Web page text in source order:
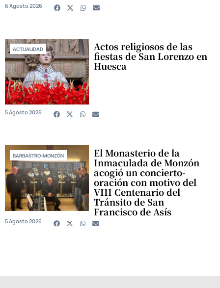
6 Agosto 2026
ACTUALIDAD Actos religiosos de las
fiestas de San Lorenzo en
Huesca
5 Agosto 2026
BARBASTRO-MONZÓN El Monasterio de la
Inmaculada de Monzón
acogió un concierto-
oración con motivo del
VIII Centenario del
Tránsito de San
Francisco de Asís
5 Agosto 2026